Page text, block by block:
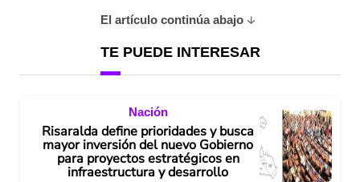
El artículo continúa abajo
TE PUEDE INTERESAR
Nación
Risaralda define prioridades y busca
mayor inversión del nuevo Gobierno
para proyectos estratégicos en
infraestructura y desarrollo